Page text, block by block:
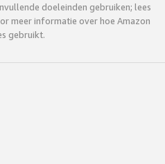
doeleinden gebruiken; lees
meer informatie over hoe Amazon
gebruikt.